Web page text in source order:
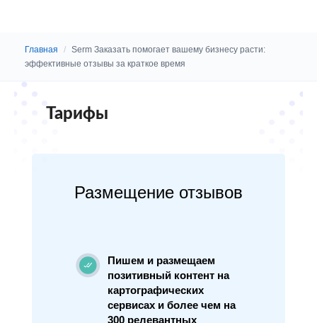
Главная / Serm Заказать помогает вашему бизнесу расти:
эффективные отзывы за краткое время
Тарифы
Размещение отзывов
Пишем и размещаем
позитивный контент на
картографических
сервисах и более чем на
300 релевантных